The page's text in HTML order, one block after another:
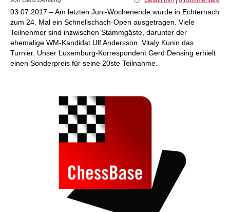
03.07.2017 – Am letzten Juni-Wochenende wurde in Echternach
zum 24. Mal ein Schnellschach-Open ausgetragen. Viele
Teilnehmer sind inzwischen Stammgäste, darunter der
ehemalige WM-Kandidat Ulf Andersson. Vitaly Kunin das
Turnier. Unser Luxemburg-Korrespondent Gerd Densing erhielt
einen Sonderpreis für seine 20ste Teilnahme.